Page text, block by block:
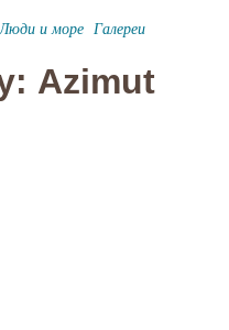
Люди и море Галереи
Azimut